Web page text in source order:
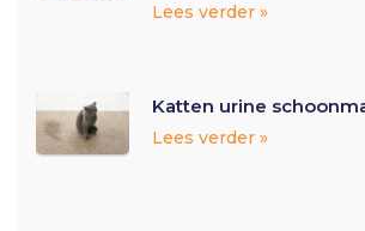
Lees verder »
Katten urine
Lees verder »